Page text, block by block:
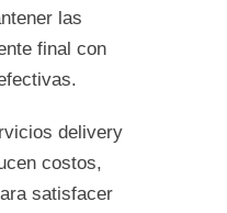
las
final con
delivery
costos,
satisfacer